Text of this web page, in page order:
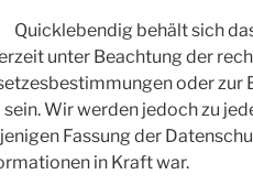
behält sich
unter Beachtung der
oder zur
sein. Wir werden jedoch zu
Fassung der
in Kraft war.